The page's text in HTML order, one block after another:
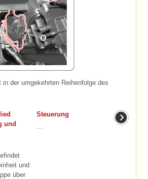
in der umgekehrten Reihenfolge des
und
und
über
Steuerung
...